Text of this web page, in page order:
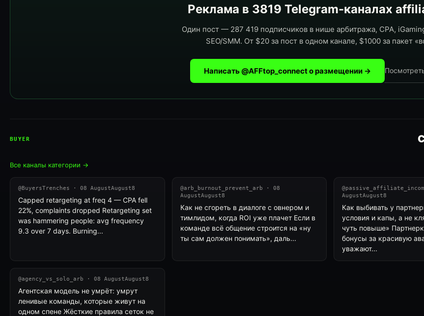
Реклама в 3819 Telegram-каналах
Один пост — 287 419 подписчиков в нише арбитража, CPA,
SEO/SMM. От $20 за пост в одном канале, $1000 за пакет
Написать @AFFtop_connect о размещении →
BUYER
Все каналы категории →
@BuyersTrenches · 08 AugustAugust8
Capped retargeting at freq 4 — CPA fell
22%, complaints dropped Retargeting set
was hammering people: avg frequency
9.3 over 7 days. Burning...
@arb_burnout_prevent_arb · 08
AugustAugust8
Как не сгореть в диалоге с овнером и
тимлидом, когда ROI уже плачет Если в
команде всё общение строится на «ну
ты сам должен понимать», даль...
AugustAugust8
Как выбивать у
условия и капы, а не
чуть повыше»
бонусы за красивую
уважают...
@agency_vs_solo_arb · 08 AugustAugust8
Агентская модель не умрёт: умрут
ленивые команды, которые живут на
одном спене Жёсткие правила сеток не